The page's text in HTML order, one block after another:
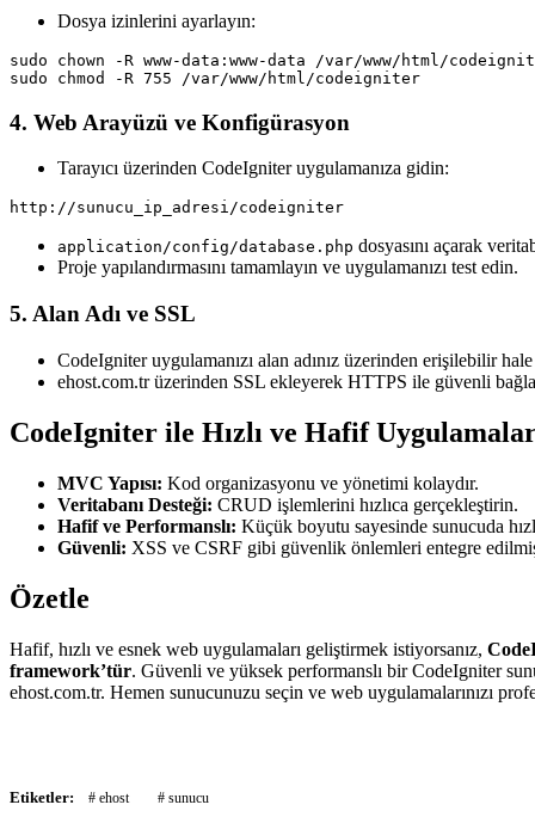
Dosya izinlerini ayarlayın:
sudo chown -R www-data:www-data /var/www/html/
4. Web Arayüzü ve Konfigürasyon
Tarayıcı üzerinden CodeIgniter uygulamanıza gidin:
application/config/database.php dosyasını açarak
Proje yapılandırmasını tamamlayın ve uygulamanızı test edin.
5. Alan Adı ve SSL
CodeIgniter uygulamanızı alan adınız üzerinden erişilebilir
ehost.com.tr üzerinden SSL ekleyerek HTTPS ile güvenli
CodeIgniter ile Hızlı ve Hafif
MVC Yapısı: Kod organizasyonu ve yönetimi kolaydır.
Veritabanı Desteği: CRUD işlemlerini hızlıca gerçekleştirin.
Hafif ve Performanslı: Küçük boyutu sayesinde sunucuda
Güvenli: XSS ve CSRF gibi güvenlik önlemleri entegre
Özetle
Hafif, hızlı ve esnek web uygulamaları geliştirmek istiyorsanız,
framework’tür. Güvenli ve yüksek performanslı bir CodeIgniter
ehost.com.tr. Hemen sunucunuzu seçin ve web uygulamalarınızı
Etiketler: # ehost # sunucu